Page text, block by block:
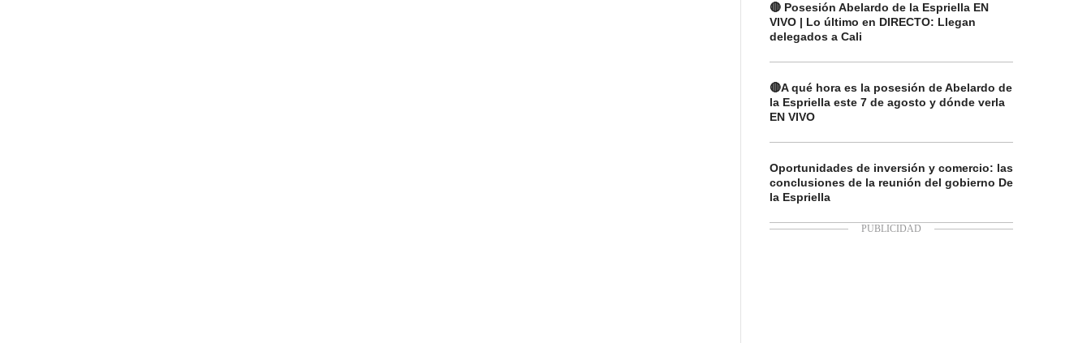
🔴 Posesión Abelardo de la Espriella EN
VIVO | Lo último en DIRECTO: Llegan
delegados a Cali
🔴A qué hora es la posesión de Abelardo de
la Espriella este 7 de agosto y dónde verla
EN VIVO
Oportunidades de inversión y comercio: las
conclusiones de la reunión del gobierno De
la Espriella